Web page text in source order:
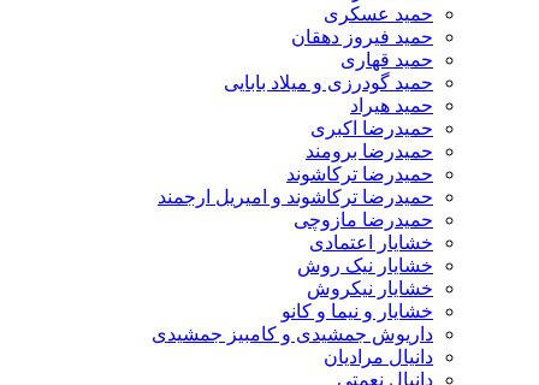
حمید عسکری
حمید فیروز دهقان
حمید قهاری
حمید گودرزی و میلاد بابایی
حمید هیراد
حمیدرضا اکبری
حمیدرضا برومند
حمیدرضا ترکاشوند
حمیدرضا ترکاشوند و امیریل ارجمند
حمیدرضا مازوچی
خشایار اعتمادی
خشایار نیک روش
خشایار نیکروش
خشایار و نیما و کانو
داریوش جمشیدی و کامبیز جمشیدی
دانیال مرادیان
دانیال نعمتی